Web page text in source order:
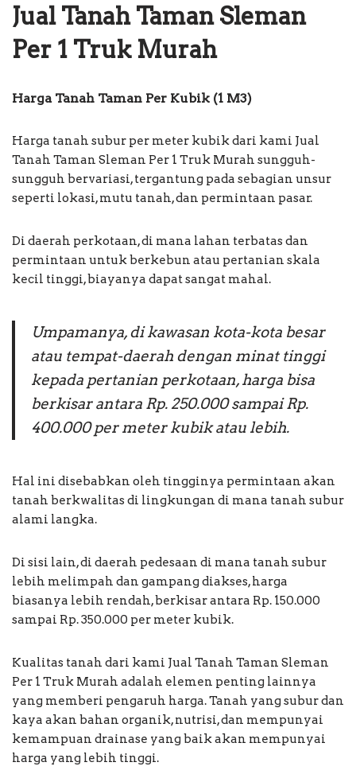
Jual Tanah Taman Sleman
Per 1 Truk Murah
Harga Tanah Taman Per Kubik (1 M3)
Harga tanah subur per meter kubik dari kami Jual
Tanah Taman Sleman Per 1 Truk Murah sungguh-
sungguh bervariasi, tergantung pada sebagian unsur
seperti lokasi, mutu tanah, dan permintaan pasar.
Di daerah perkotaan, di mana lahan terbatas dan
permintaan untuk berkebun atau pertanian skala
kecil tinggi, biayanya dapat sangat mahal.
Umpamanya, di kawasan kota-kota besar
atau tempat-daerah dengan minat tinggi
kepada pertanian perkotaan, harga bisa
berkisar antara Rp. 250.000 sampai Rp.
400.000 per meter kubik atau lebih.
Hal ini disebabkan oleh tingginya permintaan akan
tanah berkwalitas di lingkungan di mana tanah subur
alami langka.
Di sisi lain, di daerah pedesaan di mana tanah subur
lebih melimpah dan gampang diakses, harga
biasanya lebih rendah, berkisar antara Rp. 150.000
sampai Rp. 350.000 per meter kubik.
Kualitas tanah dari kami Jual Tanah Taman Sleman
Per 1 Truk Murah adalah elemen penting lainnya
yang memberi pengaruh harga. Tanah yang subur dan
kaya akan bahan organik, nutrisi, dan mempunyai
kemampuan drainase yang baik akan mempunyai
harga yang lebih tinggi.